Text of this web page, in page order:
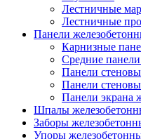
Лестничные
Лестничные
Панели
Карнизные
Средние
Панели
Панели
Панели экрана
Шпалы
Заборы
Упоры